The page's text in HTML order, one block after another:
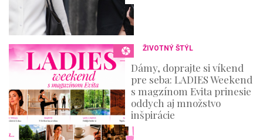
ŽIVOTNÝ ŠTÝL
Dámy, doprajte si víkend
pre seba: LADIES Weekend
s magzínom Evita prinesie
oddych aj množstvo
inšpirácie